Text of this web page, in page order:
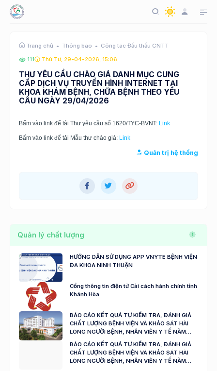
Trang chủ Thông báo Công tác Đấu thầu CNTT
111 Thứ Tư, 29-04-2026, 15:06
THƯ YÊU CẦU CHÀO GIÁ DANH MỤC CUNG
CẤP DỊCH VỤ TRUYỀN HÌNH INTERNET TẠI
KHOA KHÁM BỆNH, CHỮA BỆNH THEO YÊU
CẦU NGÀY 29/04/2026
Bấm vào link để tải Thư yêu cầu số 1620/TYC-BVNT: Link
Bấm vào link để tải Mẫu thư chào giá: Link
Quản trị hệ thống
Quản lý chất lượng
HƯỚNG DẪN SỬ DỤNG APP VNYTE BỆNH VIỆN
ĐA KHOA NINH THUẬN
Cổng thông tin điện tử Cải cách hành chính tỉnh
Khánh Hòa
BÁO CÁO KẾT QUẢ TỰ KIỂM TRA, ĐÁNH GIÁ
CHẤT LƯỢNG BỆNH VIỆN VÀ KHẢO SÁT HÀI
LÒNG NGƯỜI BỆNH, NHÂN VIÊN Y TẾ NĂM
2024 - 2025
BÁO CÁO KẾT QUẢ TỰ KIỂM TRA, ĐÁNH GIÁ
CHẤT LƯỢNG BỆNH VIỆN VÀ KHẢO SÁT HÀI
LÒNG NGƯỜI BỆNH, NHÂN VIÊN Y TẾ NĂM